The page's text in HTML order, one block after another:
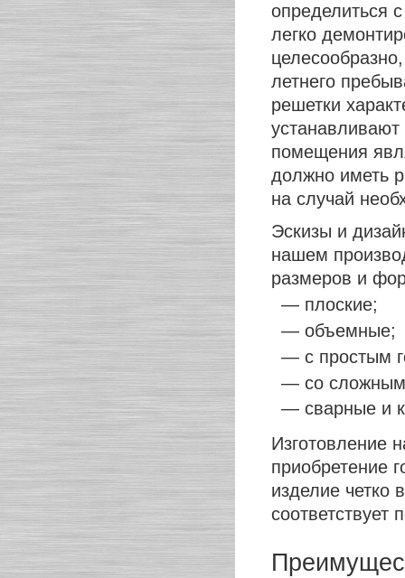
определиться
легко
летнего
решетки
помещения
должно иметь
на случай
Эскизы и
нашем
размеров и
— плоские;
— объемные;
— с простым
— со
— сварные и
Изготовление
приобретение
изделие четко
соответствует